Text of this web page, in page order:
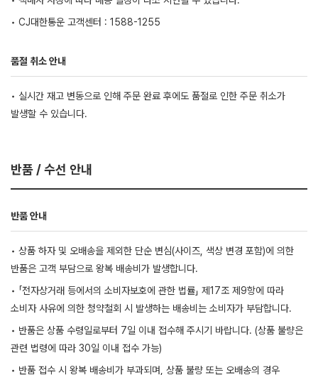
• CJ대한통운 고객센터 : 1588-1255
품절 취소 안내
• 실시간 재고 변동으로 인해 주문 완료 후에도 품절로 인한 주문 취소가
발생할 수 있습니다.
반품 / 수선 안내
반품 안내
• 상품 하자 및 오배송을 제외한 단순 변심(사이즈, 색상 변경 포함)에 의한
반품은 고객 부담으로 왕복 배송비가 발생합니다.
• 「전자상거래 등에서의 소비자보호에 관한 법률」 제17조 제9항에 따라
소비자 사유에 의한 청약철회 시 발생하는 배송비는 소비자가 부담합니다.
• 반품은 상품 수령일로부터 7일 이내 접수해 주시기 바랍니다. (상품 불량은
관련 법령에 따라 30일 이내 접수 가능)
• 반품 접수 시 왕복 배송비가 부과되며, 상품 불량 또는 오배송의 경우